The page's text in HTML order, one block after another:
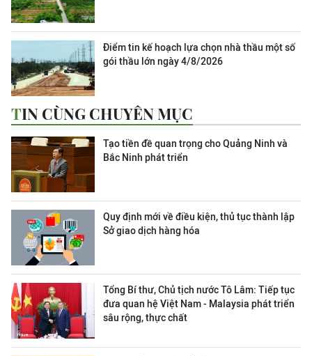
Điểm tin kế hoạch lựa chọn nhà thầu một số
gói thầu lớn ngày 4/8/2026
TIN CÙNG CHUYÊN MỤC
Tạo tiền đề quan trọng cho Quảng Ninh và
Bắc Ninh phát triển
Quy định mới về điều kiện, thủ tục thành lập
Sở giao dịch hàng hóa
Tổng Bí thư, Chủ tịch nước Tô Lâm: Tiếp tục
đưa quan hệ Việt Nam - Malaysia phát triển
sâu rộng, thực chất